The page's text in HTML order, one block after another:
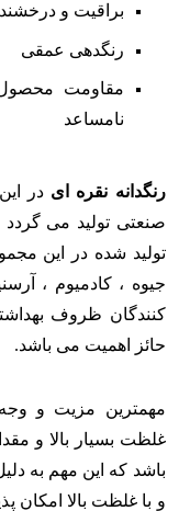
براقیت و
رنگدهی عمقی
مقاومت محصول
نامساعد
رنگدانه نقره ای در
صنعتی تولید می
تولید شده در این
جیوه ، کادمیوم ،
کنندگان ظروف
حائز اهمیت می باشد.
مهمترین مزیت و وجه
باشد که این مهم به
و با غلظت بالا